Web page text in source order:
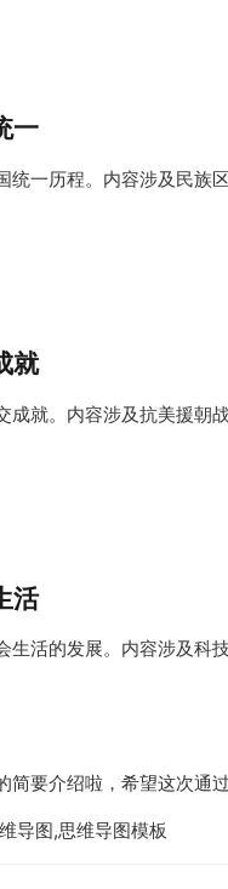
一
一历程。内容涉及民族
就
就。内容涉及抗美援朝
活
活的发展。内容涉及科
要介绍啦，希望这次通
导图,思维导图模板